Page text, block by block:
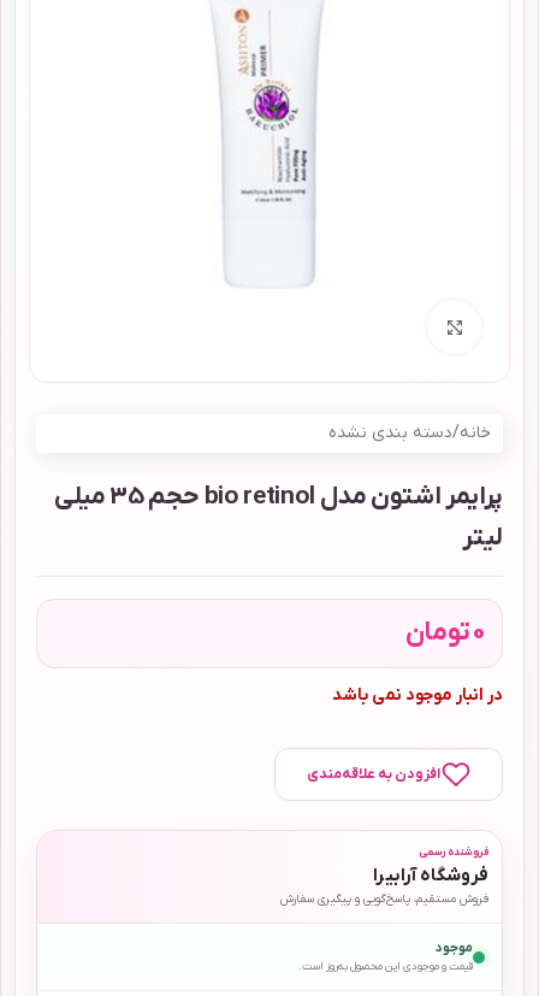
خانه/دسته بندی نشده
پرایمر اشتون مدل bio retinol حجم 35 میلی
لیتر
0تومان
در انبار موجود نمی باشد
افزودن به علاقه‌مندی
فروشنده رسمی
فروشگاه آرابیرا
فروش مستقیم، پاسخ‌گویی و پیگیری سفارش
موجود
قیمت و موجودی این محصول به‌روز است.